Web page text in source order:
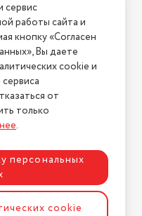
Напишите нам
У нас есть всё!
сервис
работы сайта и
кнопку «Согласен
Вы даете
cookie и
от
только
.
персональных
cookie